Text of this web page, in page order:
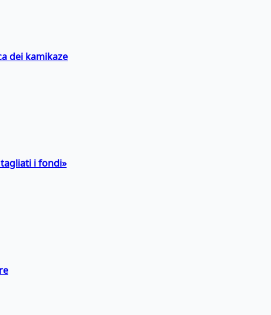
dei kamikaze
i fondi»